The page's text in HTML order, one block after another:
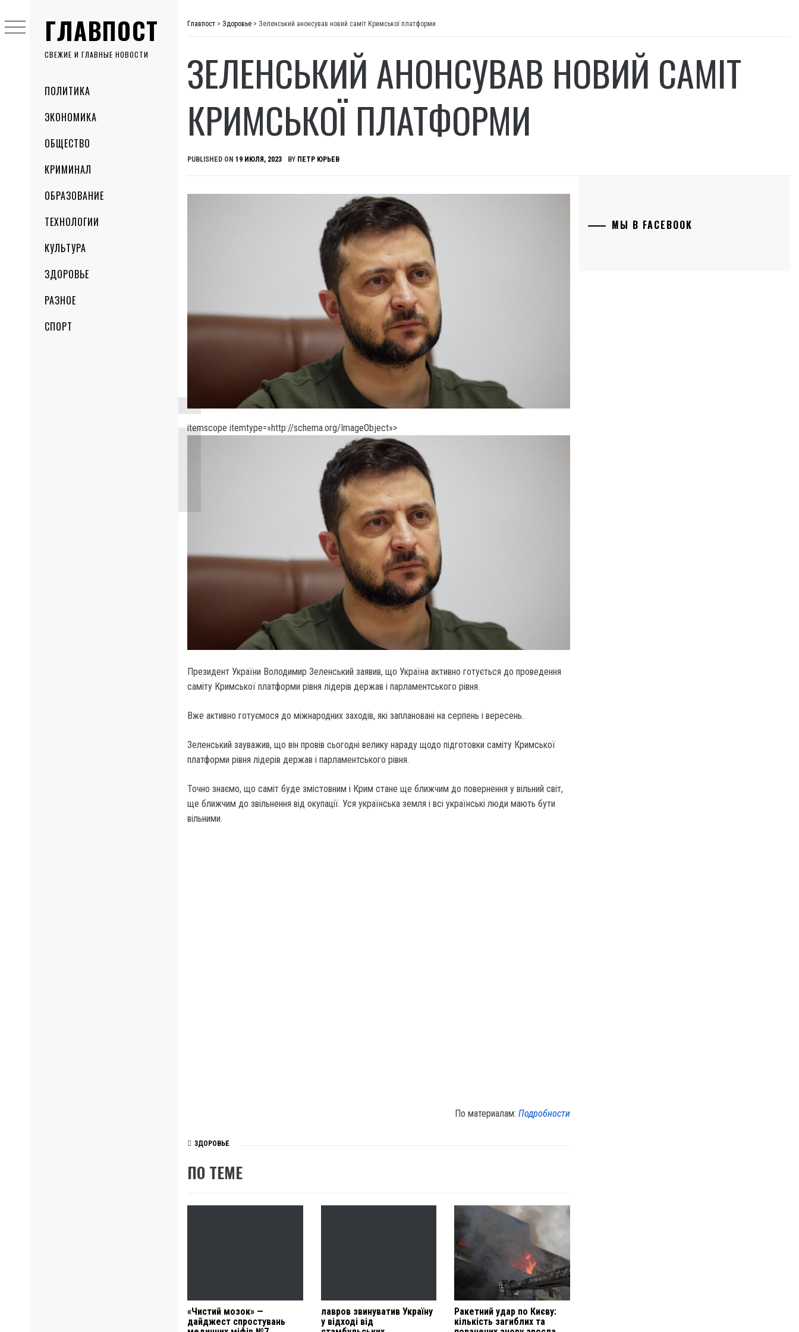
ГЛАВПОСТ
СВЕЖИЕ И ГЛАВНЫЕ НОВОСТИ
MenuПОЛИТИКА
ЭКОНОМИКА
ОБЩЕСТВО
КРИМИНАЛ
ОБРАЗОВАНИЕ
ТЕХНОЛОГИИ
КУЛЬТУРА
ЗДОРОВЬЕ
РАЗНОЕ
СПОРТ
to
content
Главпост > Здоровье > Зеленський анонсував новий саміт Кримської платформи
ЗЕЛЕНСЬКИЙ АНОНСУВАВ НОВИЙ САМІТ
КРИМСЬКОЇ ПЛАТФОРМИ
PUBLISHED ON 19 ИЮЛЯ, 2023 BY ПЕТР ЮРЬЕВ
itemscope itemtype=»http://schema.org/ImageObject»>
Президент України Володимир Зеленський заявив, що Україна активно готується до проведення
саміту Кримської платформи рівня лідерів держав і парламентського рівня.
Вже активно готуємося до міжнародних заходів, які заплановані на серпень і вересень.
Зеленський зауважив, що він провів сьогодні велику нараду щодо підготовки саміту Кримської
платформи рівня лідерів держав і парламентського рівня.
Точно знаємо, що саміт буде змістовним і Крим стане ще ближчим до повернення у вільний світ,
ще ближчим до звільнення від окупації. Уся українська земля і всі українські люди мають бути
вільними.
По материалам:Подробности
ЗДОРОВЬЕ
ПО ТЕМЕ
«Чистий мозок» —
дайджест спростувань
лавров звинуватив Україну
у відході від
Ракетний удар по Києву:
кількість загиблих та
МЫ В FACEBOOK